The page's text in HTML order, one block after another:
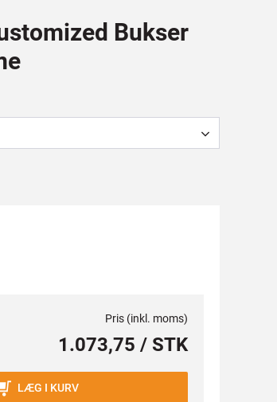
Bukser
Pris (inkl. moms)
1.073,75 / STK
LÆG I KURV